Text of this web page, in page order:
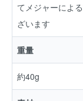
てメジャーによ
ざいます
重量
約40g